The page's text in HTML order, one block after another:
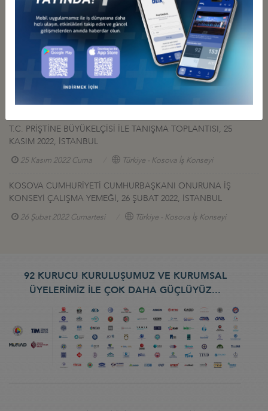
DEİK, TÜRKİYE-KOSOVA İŞ FORUMU’NU İSTANBUL’DA
GERÇEKLEŞTİRDİ
03 Haziran 2024 Pazartesi Türkiye - Kosova İş Konseyi
PRİŞTİNE BELEDİYE BAŞKANI İLE TOPLANTI, 5 EKİM 2023,
05 Ekim 2023 Perşembe Türkiye - Kosova İş Konseyi
T.C. PRİŞTİNE BÜYÜKELÇİSİ İLE TANIŞMA TOPLANTISI, 25
KASIM 2022, İSTANBUL
25 Kasım 2022 Cuma Türkiye - Kosova İş Konseyi
KOSOVA CUMHURİYETİ CUMHURBAŞKANI ONURUNA İŞ
KONSEYİ ÇALIŞMA YEMEĞİ, 26 ŞUBAT 2022, İSTANBUL
26 Şubat 2022 Cumartesi Türkiye - Kosova İş Konseyi
92 KURUCU KURULUŞUMUZ VE KURUMSAL
ÜYELERİMİZ İLE ÇOK DAHA GÜÇLÜYÜZ...